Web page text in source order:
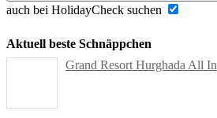
auch bei HolidayCheck suchen
Aktuell beste Schnäppchen
Grand Resort Hurghada All In